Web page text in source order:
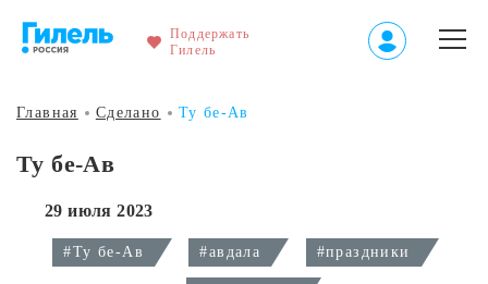
Поддержать
Гилель
Главная Сделано Ту бе-Ав
Ту бе-Ав
29 июля 2023
#Ту бе-Ав #авдала #праздники